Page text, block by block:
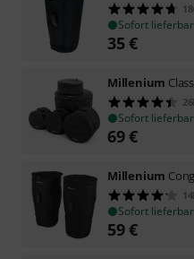
Sofort lieferbar
35€
Millenium
Sofort lieferbar
69€
Millenium
Sofort lieferbar
59€